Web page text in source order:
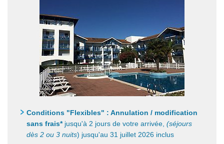
Conditions "Flexibles" : Annulation / modification
sans frais*jusqu'à 2 jours de votre arrivée, (séjours
dès 2 ou 3 nuits) jusqu'au 31 juillet 2026 inclus